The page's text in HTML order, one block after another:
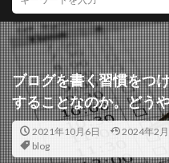
ブログを書く習慣をつ
することなのか。どう
2021年10月6日 2024年2
blog